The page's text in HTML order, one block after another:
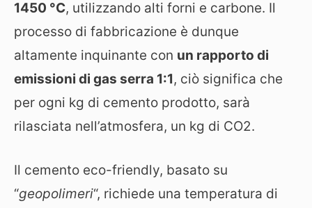
1450 °C, utilizzando alti forni e carbone. Il
processo di fabbricazione è dunque
altamente inquinante con un rapporto di
emissioni di gas serra 1:1, ciò significa che
per ogni kg di cemento prodotto, sarà
rilasciata nell’atmosfera, un kg di CO2.
Il cemento eco-friendly, basato su
“geopolimeri“, richiede una temperatura di